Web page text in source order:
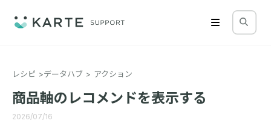
レシピ データハブ アクション
商品軸のレコメンドを表示する
2026/07/16